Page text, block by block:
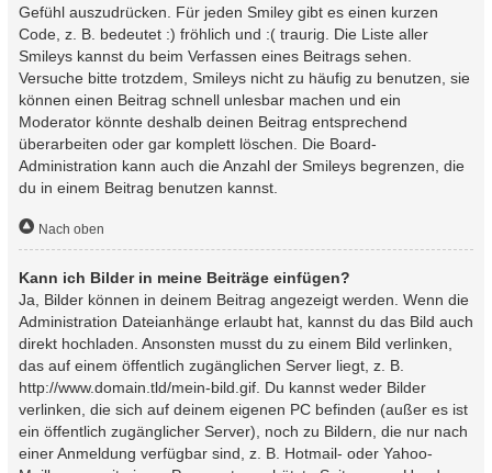
Gefühl auszudrücken. Für jeden Smiley gibt es einen kurzen
Code, z. B. bedeutet :) fröhlich und :( traurig. Die Liste aller
Smileys kannst du beim Verfassen eines Beitrags sehen.
Versuche bitte trotzdem, Smileys nicht zu häufig zu benutzen, sie
können einen Beitrag schnell unlesbar machen und ein
Moderator könnte deshalb deinen Beitrag entsprechend
überarbeiten oder gar komplett löschen. Die Board-
Administration kann auch die Anzahl der Smileys begrenzen, die
du in einem Beitrag benutzen kannst.
Nach oben
Kann ich Bilder in meine Beiträge einfügen?
Ja, Bilder können in deinem Beitrag angezeigt werden. Wenn die
Administration Dateianhänge erlaubt hat, kannst du das Bild auch
direkt hochladen. Ansonsten musst du zu einem Bild verlinken,
das auf einem öffentlich zugänglichen Server liegt, z. B.
http://www.domain.tld/mein-bild.gif. Du kannst weder Bilder
verlinken, die sich auf deinem eigenen PC befinden (außer es ist
ein öffentlich zugänglicher Server), noch zu Bildern, die nur nach
einer Anmeldung verfügbar sind, z. B. Hotmail- oder Yahoo-